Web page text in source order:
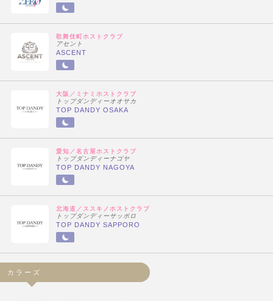
歌舞伎町ホストクラブ
アセント
ASCENT
大阪／ミナミホストクラブ
トップダンディーオオサカ
TOP DANDY OSAKA
愛知／名古屋ホストクラブ
トップダンディーナゴヤ
TOP DANDY NAGOYA
北海道／ススキノホストクラブ
トップダンディーサッポロ
TOP DANDY SAPPORO
カラーズ